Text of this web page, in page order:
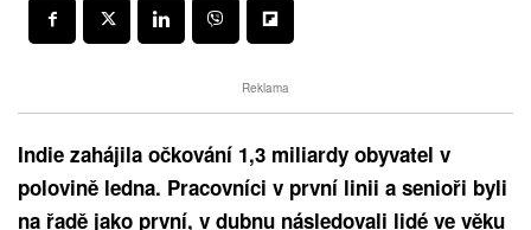
Reklama
Indie zahájila očkování 1,3 miliardy obyvatel v
polovině ledna. Pracovníci v první linii a senioři byli
na řadě jako první, v dubnu následovali lidé ve věku